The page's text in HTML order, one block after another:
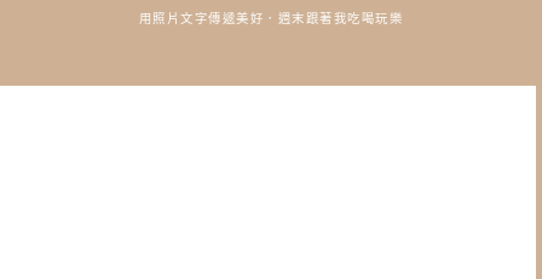
用照片文字傳遞美好．週末跟著我吃喝玩樂